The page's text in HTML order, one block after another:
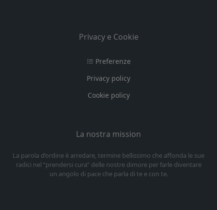
Privacy e Cookie
Preferenze
Privacy policy
Cookie policy
La nostra mission
La parola d’ordine è arredare, termine bellissimo che affonda le sue
radici nel “prendersi cura” delle nostre dimore per farle diventare
un angolo di pace che parla di te e con te.